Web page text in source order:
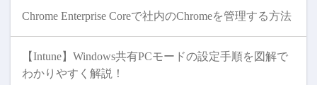
Chrome Enterprise Coreで社内のChromeを管理する方法
【Intune】Windows共有PCモードの設定手順を図解で
わかりやすく解説！